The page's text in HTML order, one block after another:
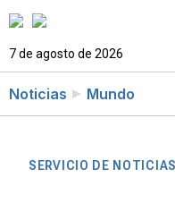
7 de agosto de 2026
Noticias Mundo
SERVICIO DE NOTICIAS